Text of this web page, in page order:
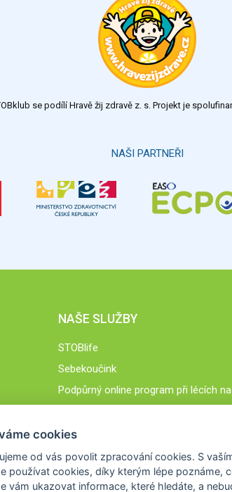
se podílí Hravě žij zdravě z. s. Projekt je
NAŠI PARTNEŘI
NAŠE SLUŽBY
STOBlife
Sebekoučink
Podpůrný online program při lécích
cookies
od vás povolit zpracování cookies. S
používat cookies, díky kterým lépe poznáme,
vám ukazovat informace, které hledáte, a